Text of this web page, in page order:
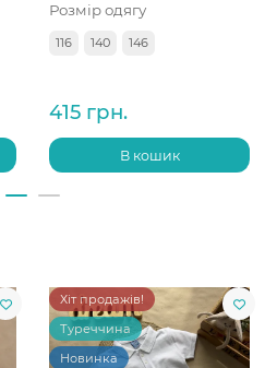
Розмір одягу
116 140 146
415 грн.
В кошик
Хіт продажів!
Туреччина
Новинка